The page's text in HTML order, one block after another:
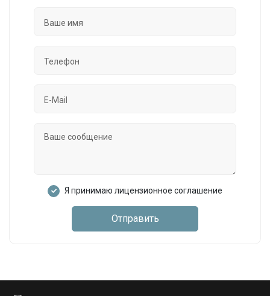
Я принимаю лицензионное соглашение
Отправить